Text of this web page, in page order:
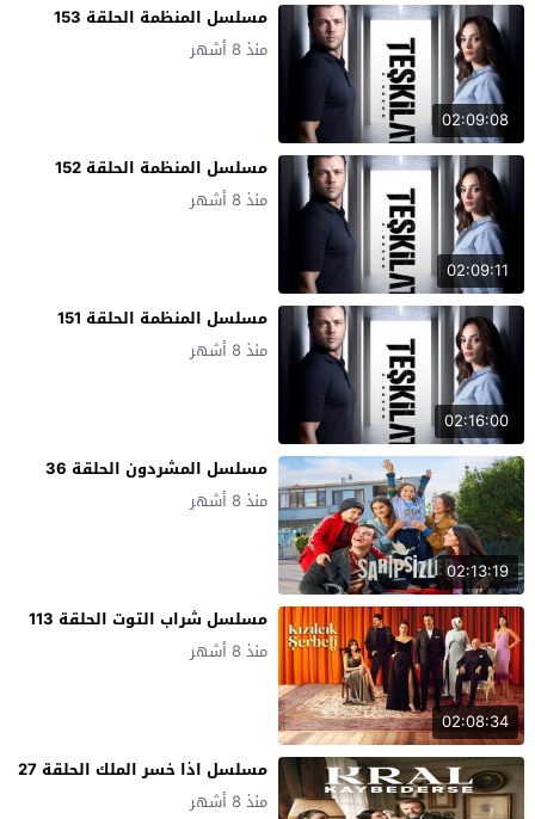
02:09:08
مسلسل المنظمة الحلقة 153
منذ 8 أشهر
02:09:11
مسلسل المنظمة الحلقة 152
منذ 8 أشهر
02:16:00
مسلسل المنظمة الحلقة 151
منذ 8 أشهر
02:13:19
مسلسل المشردون الحلقة 36
منذ 8 أشهر
02:08:34
مسلسل شراب التوت الحلقة 113
منذ 8 أشهر
مسلسل اذا خسر الملك الحلقة 27
منذ 8 أشهر